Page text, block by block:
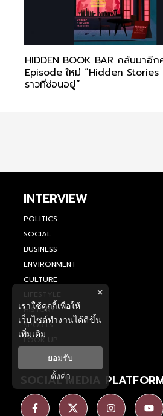
HIDDEN BOOK BAR กลับมาอี
Episode ใหม่ “Hidden Stories
ราวที่ซ่อนอยู่”
INTERVIEW
POLITICS
SOCIAL
BUSINESS
ENVIRONMENT
CULTURE
LIFESTYLE
HISTORY
SPORTS
LOOK UP
SOCIAL MEDIA
×
เราใช้คุกกี้เพื่อให้
เว็บไซต์ทำงานได้ดีขึ้น
เพิ่มเติม
ยอมรับ
ตั้งค่า